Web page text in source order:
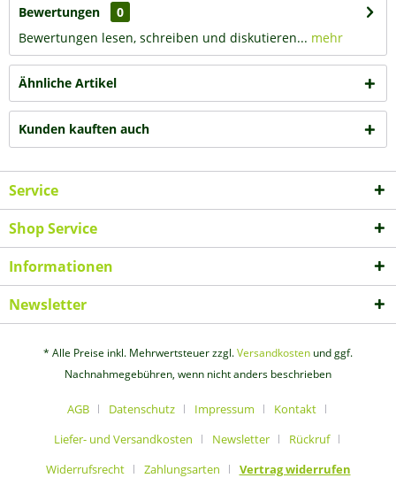
Bewertungen
0
Bewertungen lesen, schreiben und diskutieren... mehr
Ähnliche Artikel
Kunden kauften auch
Service
Shop Service
Informationen
Newsletter
* Alle Preise inkl. Mehrwertsteuer zzgl.Versandkosten und ggf.
Nachnahmegebühren, wenn nicht anders beschrieben
AGB Datenschutz Impressum
Kontakt
Liefer- und Versandkosten
Newsletter
Rückruf
Widerrufsrecht
Zahlungsarten Vertrag widerrufen